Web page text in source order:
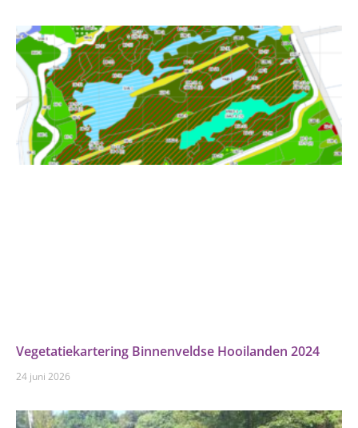
Vegetatiekartering Binnenveldse Hooilanden 2024
24 juni 2026